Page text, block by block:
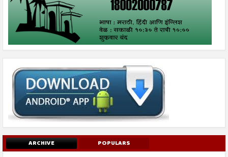
ARCHIVE POPULARS